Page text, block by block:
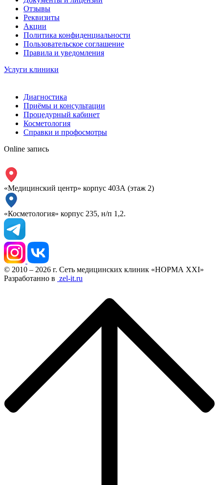
Отзывы
Реквизиты
Акции
Политика конфиденциальности
Пользовательское соглашение
Правила и уведомления
Услуги клиники
Диагностика
Приёмы и консультации
Процедурный кабинет
Косметология
Справки и профосмотры
Online запись
«Медицинский центр» корпус 403А (этаж 2)
«Косметология» корпус 235, н/п 1,2.
© 2010 – 2026 г. Сеть медицинских клиник «НОРМА XXI»
Разработанно в zel-it.ru